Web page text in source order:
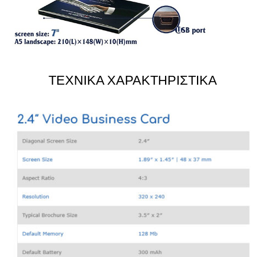
ΤΕΧΝΙΚΑ ΧΑΡΑΚΤΗΡΙΣΤΙΚΑ